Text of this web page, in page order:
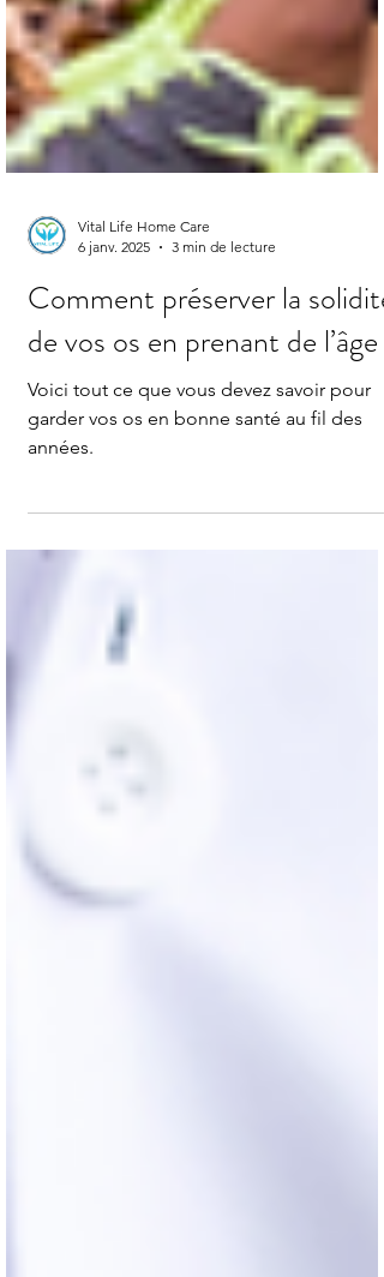
Vital Life Home Care
6 janv. 2025
3 min de lecture
Comment préserver la solidité
de vos os en prenant de l’âge ?
Voici tout ce que vous devez savoir pour
années.